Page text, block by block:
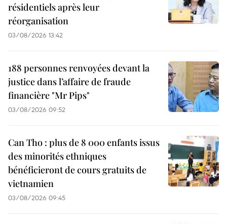
résidentiels après leur
réorganisation
03/08/2026 13:42
188 personnes renvoyées devant la
justice dans l’affaire de fraude
financière "Mr Pips"
03/08/2026 09:52
Can Tho : plus de 8 000 enfants issus
des minorités ethniques
bénéficieront de cours gratuits de
vietnamien
03/08/2026 09:45